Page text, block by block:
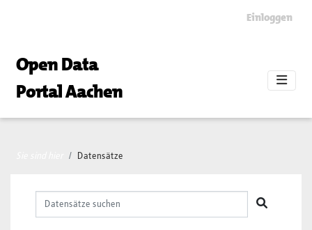
Einloggen
Open Data
Portal Aachen
Datensätze